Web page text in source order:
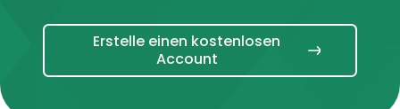
Erstelle einen kostenlosen
Account